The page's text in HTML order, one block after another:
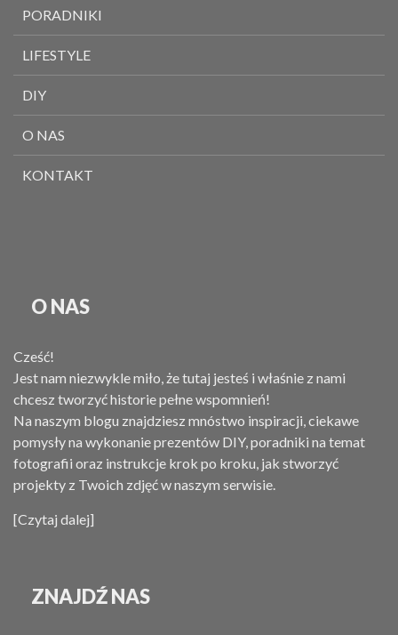
PORADNIKI
LIFESTYLE
DIY
O NAS
KONTAKT
O NAS
Cześć!
Jest nam niezwykle miło, że tutaj jesteś i właśnie z nami
chcesz tworzyć historie pełne wspomnień!
Na naszym blogu znajdziesz mnóstwo inspiracji, ciekawe
pomysły na wykonanie prezentów DIY, poradniki na temat
fotografii oraz instrukcje krok po kroku, jak stworzyć
projekty z Twoich zdjęć w naszym serwisie.
[Czytaj dalej]
ZNAJDŹ NAS